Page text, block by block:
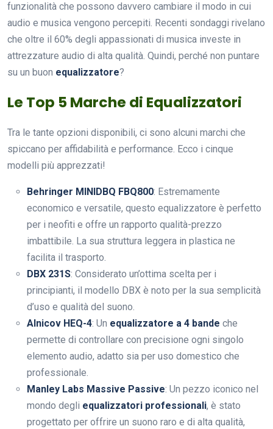
funzionalità che possono davvero cambiare il modo in cui
audio e musica vengono percepiti. Recenti sondaggi rivelano
che oltre il 60% degli appassionati di musica investe in
attrezzature audio di alta qualità. Quindi, perché non puntare
su un buon equalizzatore?
Le Top 5 Marche di Equalizzatori
Tra le tante opzioni disponibili, ci sono alcuni marchi che
spiccano per affidabilità e performance. Ecco i cinque
modelli più apprezzati!
Behringer MINIDBQ FBQ800: Estremamente
economico e versatile, questo equalizzatore è perfetto
per i neofiti e offre un rapporto qualità-prezzo
imbattibile. La sua struttura leggera in plastica ne
facilita il trasporto.
DBX 231S: Considerato un’ottima scelta per i
principianti, il modello DBX è noto per la sua semplicità
d’uso e qualità del suono.
Alnicov HEQ-4: Un equalizzatore a 4 bande che
permette di controllare con precisione ogni singolo
elemento audio, adatto sia per uso domestico che
professionale.
Manley Labs Massive Passive: Un pezzo iconico nel
mondo degli equalizzatori professionali, è stato
progettato per offrire un suono raro e di alta qualità,